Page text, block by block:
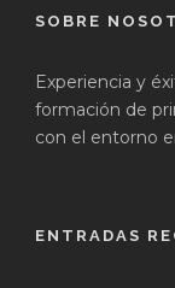
SOBRE
Experiencia y
formación de
con el entorno
ENTRADAS